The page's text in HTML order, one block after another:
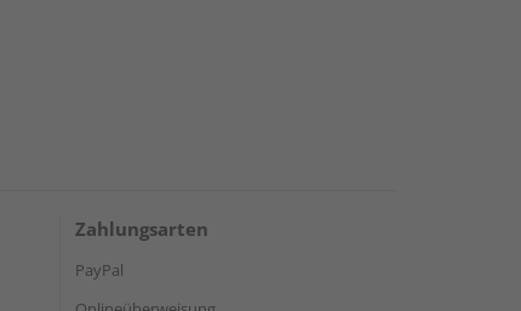
Zahlungsarten
PayPal